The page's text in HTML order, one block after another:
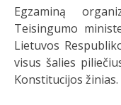
Egzaminą
Teisingumo
Lietuvos
visus šalies
Konstitucijos žinias.